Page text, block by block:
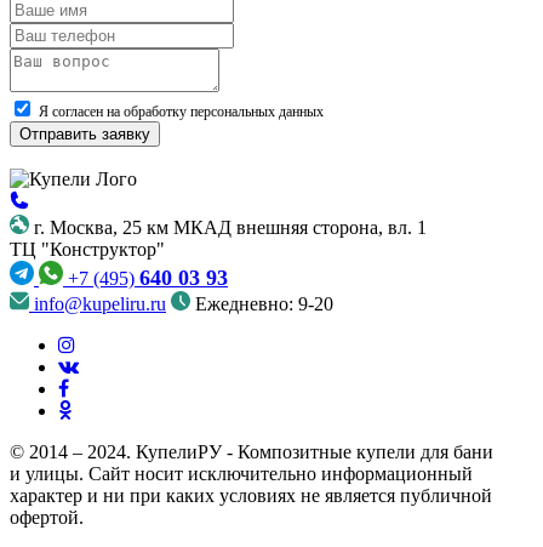
Я согласен на обработку персональных данных
г. Москва, 25 км МКАД внешняя сторона, вл. 1
ТЦ "Конструктор"
+7 (495) 640 03 93
info@kupeliru.ru Ежедневно: 9-20
© 2014 – 2024. КупелиРУ - Композитные купели для бани
и улицы. Cайт носит исключительно информационный
характер и ни при каких условиях не является публичной
офертой.